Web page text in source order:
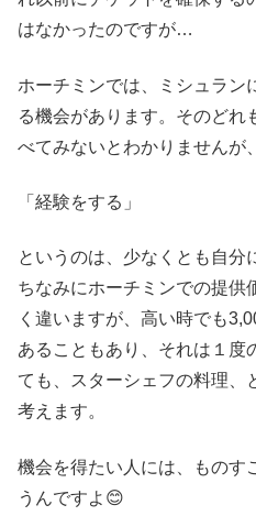
はなかったのですが…
ホーチミンでは、ミシュラン
る機会があります。そのどれ
べてみないとわかりませんが、
「経験をする」
というのは、少なくとも自分
ちなみにホーチミンでの提供
く違いますが、高い時でも
あることもあり、それは１度
ても、スターシェフの料理、
考えます。
機会を得たい人には、ものす
うんですよ😊